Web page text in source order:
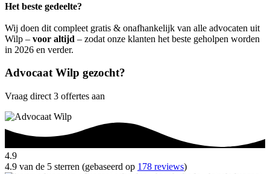
Het beste gedeelte?
Wij doen dit compleet gratis & onafhankelijk van alle advocaten uit
Wilp – voor altijd – zodat onze klanten het beste geholpen worden
in 2026 en verder.
Advocaat Wilp gezocht?
Vraag direct 3 offertes aan
4.9
4.9 van de 5 sterren (gebaseerd op 178 reviews)